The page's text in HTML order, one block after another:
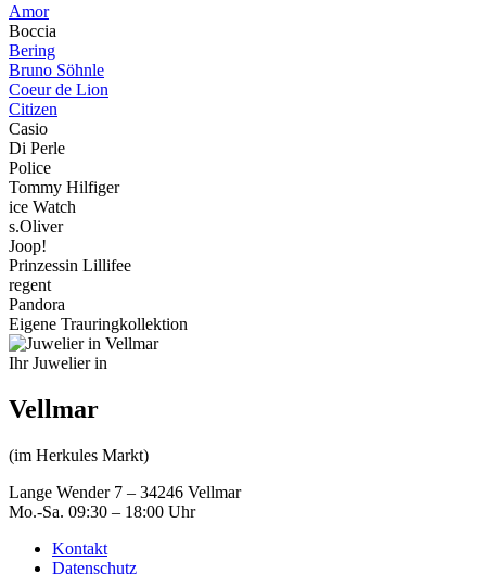
Amor
Boccia
Bering
Bruno Söhnle
Coeur de Lion
Citizen
Casio
Di Perle
Police
Tommy Hilfiger
ice Watch
s.Oliver
Joop!
Prinzessin Lillifee
regent
Pandora
Eigene Trauringkollektion
Ihr Juwelier in
Vellmar
(im Herkules Markt)
Lange Wender 7 – 34246 Vellmar
Mo.-Sa. 09:30 – 18:00 Uhr
Kontakt
Datenschutz